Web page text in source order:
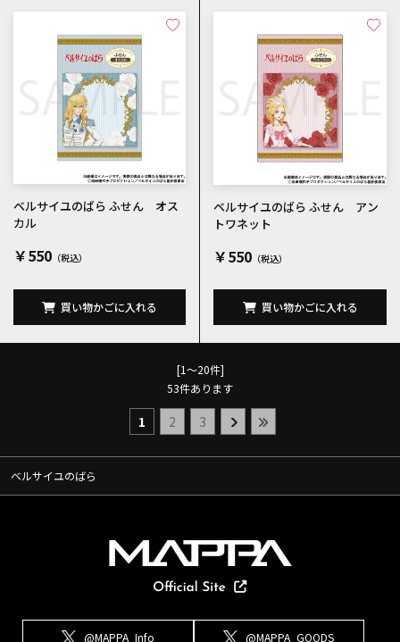
ベルサイユのばら ふせん オス
カル
￥550
買い物かごに入れる
ベルサイユのばら ふせん アン
トワネット
￥550
買い物かごに入れる
[1～20件]
53件あります
1 2 3
ベルサイユのばら
@MAPPA_Info @MAPPA_GOODS